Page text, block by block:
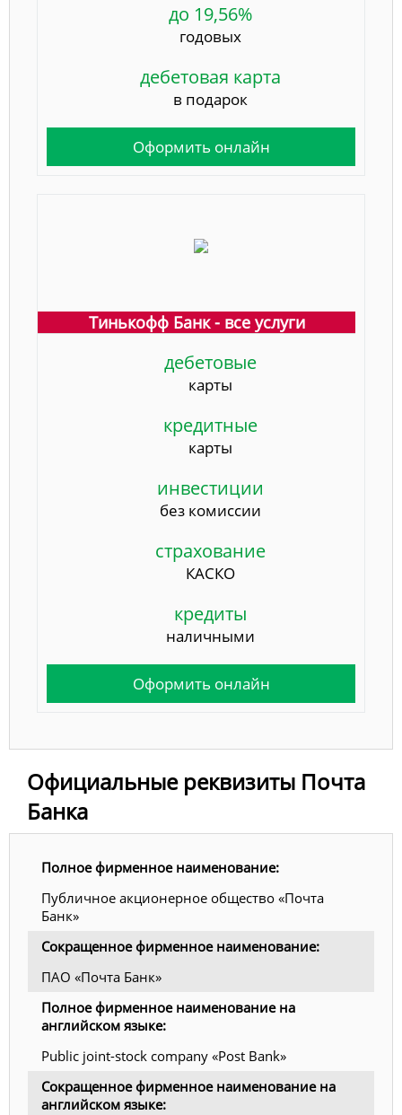
до 19,56%
годовых
дебетовая карта
в подарок
Оформить онлайн
Тинькофф Банк - все услуги
дебетовые
карты
кредитные
карты
инвестиции
без комиссии
страхование
КАСКО
кредиты
наличными
Оформить онлайн
Официальные реквизиты Почта
Банка
Полное фирменное наименование:
Публичное акционерное общество «Почта
Банк»
Сокращенное фирменное наименование:
ПАО «Почта Банк»
Полное фирменное наименование на
английском языке:
Public joint-stock company «Post Bank»
Сокращенное фирменное наименование на
английском языке: